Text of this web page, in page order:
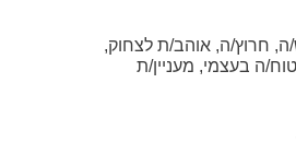
ה, חרוץ/ה, אוהב/ת לצחוק,
ה בעצמי, מעניין/ת